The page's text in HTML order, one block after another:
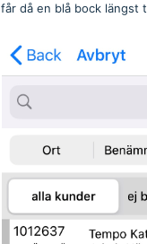
får då en blå bock längst